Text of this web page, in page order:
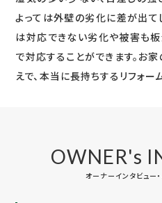
よっては外壁の劣化に差が出て
は対応できない劣化や被害も
で対応することができます。お
えで、本当に長持ちするリフォー
OWNER's
オーナーインタビュー